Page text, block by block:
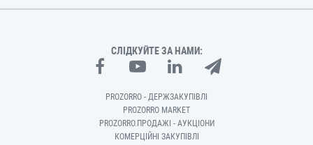
СЛІДКУЙТЕ ЗА НАМИ:
PROZORRO - ДЕРЖЗАКУПІВЛІ
PROZORRO MARKET
PROZORRO.ПРОДАЖІ - АУКЦІОНИ
КОМЕРЦІЙНІ ЗАКУПІВЛІ